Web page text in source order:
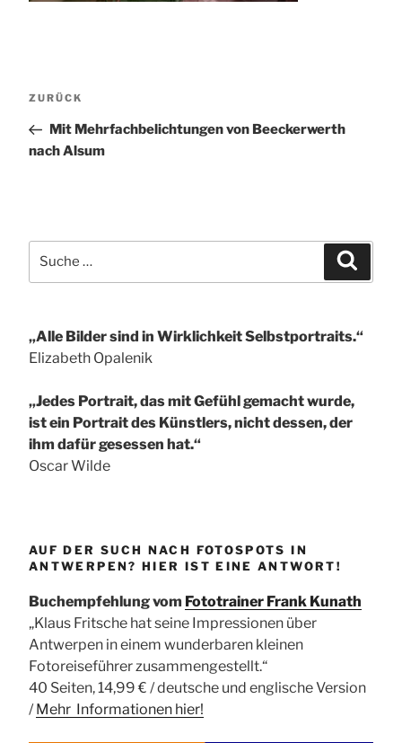
Vorheriger
ZURÜCK
Mit Mehrfachbelichtungen von Beeckerwerth
nach Alsum
nach:
„Alle Bilder sind in Wirklichkeit Selbstportraits.“
Elizabeth Opalenik
„Jedes Portrait, das mit Gefühl gemacht wurde,
ist ein Portrait des Künstlers, nicht dessen, der
ihm dafür gesessen hat.“
Oscar Wilde
AUF DER SUCH NACH FOTOSPOTS IN
ANTWERPEN? HIER IST EINE ANTWORT!
Buchempfehlung vom Fototrainer Frank Kunath
„Klaus Fritsche hat seine Impressionen über
Antwerpen in einem wunderbaren kleinen
Fotoreiseführer zusammengestellt.“
40 Seiten, 14,99 € / deutsche und englische Version
/ Mehr Informationen hier!